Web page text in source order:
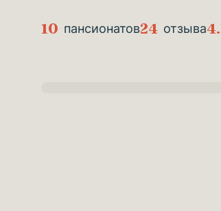
10 пансионатов24 отзыва